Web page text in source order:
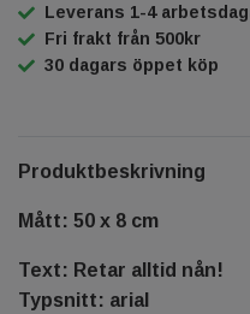
Leverans 1-4
Fri frakt från 500kr
30 dagars öppet köp
Produktbeskrivning
Mått: 50 x 8 cm
Text: Retar alltid nån!
Typsnitt: arial